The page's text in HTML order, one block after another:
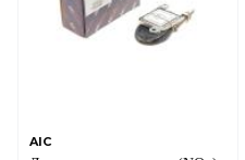
AIC